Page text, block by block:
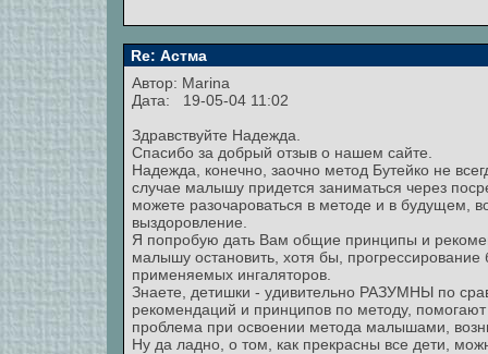
Re: Астма
Автор: Marina
Дата: 19-05-04 11:02
Здравствуйте Надежда.
Спасибо за добрый отзыв о нашем сайте.
Надежда, конечно, заочно метод Бутейко не
случае малышу придется заниматься через
можете разочароваться в методе и в будущем,
выздоровление.
Я попробую дать Вам общие принципы и
малышу остановить, хотя бы,
применяемых ингаляторов.
Знаете, детишки - удивительно РАЗУМНЫ по
рекомендаций и принципов по методу,
проблема при освоении метода малышами,
Ну да ладно, о том, как прекрасны все дети,